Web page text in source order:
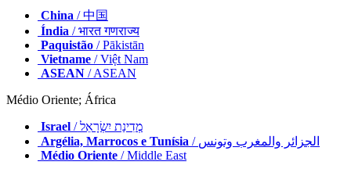
China / 中国
Índia / भारत गणराज्य
Paquistão / Pākistān
Vietname / Việt Nam
ASEAN / ASEAN
Médio Oriente; África
Israel
/ מְדִינַת יִשְׂרָאֵל
Argélia, Marrocos e Tunísia
/ الجزائر والمغرب وتونس
Médio Oriente / Middle East